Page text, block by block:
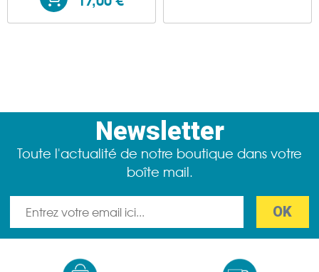
Newsletter
Toute l'actualité de notre boutique dans votre
boîte mail.